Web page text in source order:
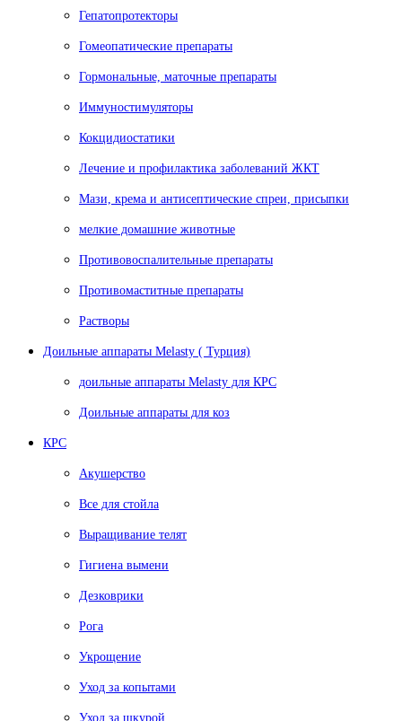
Гепатопротекторы
Гомеопатические препараты
Гормональные, маточные препараты
Иммуностимуляторы
Кокцидиостатики
Лечение и профилактика заболеваний ЖКТ
Мази, крема и антисептические спреи, присыпки
мелкие домашние животные
Противовоспалительные препараты
Противомаститные препараты
Растворы
Доильные аппараты Melasty ( Турция)
доильные аппараты Melasty для КРС
Доильные аппараты для коз
КРС
Акушерство
Все для стойла
Выращивание телят
Гигиена вымени
Дезковрики
Рога
Укрощение
Уход за копытами
Уход за шкурой